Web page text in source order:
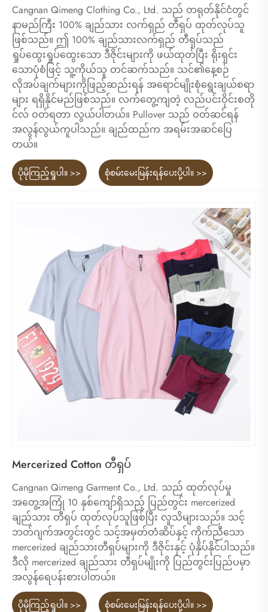
Cangnan Qimeng Clothing Co., Ltd. သည် တရုတ်နိုင်ငံတွင်
နာမည်ကြီး 100% ချည်သား လက်ရှည် တီရှပ် ထုတ်လုပ်သူ
ဖြစ်သည်။ ဤ 100% ချည်သားလက်ရှည် တီရှပ်သည်
ရှုပ်ထွေးရှုပ်ထွေးသော ဒီဇိုင်းများကို ဖယ်ထုတ်ပြီး ရိုးရှင်း
သောပုံစံဖြင့် သူ့ကိုယ်သူ တင်ဆက်သည်။ သင်၏နေ့စဉ်
လိုအပ်ချက်များကိုဖြည့်ဆည်းရန် အရောင်မျိုးစုံရွေးချယ်စရာ
များ ရရှိနိုင်မည်ဖြစ်သည်။ လက်တွေ့ကျတဲ့ လည်ပင်းဝိုင်းစတို
င်လ် ဝတ်ရတာ လွယ်ပါတယ်။ Pullover သည် ဝတ်ဆင်ရန်
အလွန်လွယ်ကူပါသည်။ ချည်ထည်က အရမ်းအဆင်ပြေ
တယ်။
ပိုမိုကြည့်ရှုပါ။ >> စုံစမ်းမေးမြန်းရန်ပေးပို့ပါ။ >>
Mercerized Cotton တီရှပ်
Cangnan Qimeng Garment Co., Ltd. သည် ထုတ်လုပ်မှု
အတွေ့အကြုံ 10 နှစ်ကျော်ရှိသည့် ပြည်တွင်း mercerized
ချည်သား တီရှပ် ထုတ်လုပ်သူဖြစ်ပြီး လူသိများသည်။ သင့်
ဘတ်ဂျက်အတွင်းတွင် သင့်အမှတ်တံဆိပ်နှင့် ကိုက်ညီသော
mercerized ချည်သားတီရှပ်များကို ဒီဇိုင်းနှင့် ပုံနှိပ်နိုင်ပါသည်။
ဒီလို mercerized ချည်သား တီရှပ်မျိုးကို ပြည်တွင်းပြည်ပမှာ
အလွန်ရေပန်းစားပါတယ်။
ပိုမိုကြည့်ရှုပါ။ >> စုံစမ်းမေးမြန်းရန်ပေးပို့ပါ။ >>